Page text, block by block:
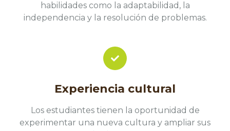
habilidades como la adaptabilidad, la
independencia y la resolución de problemas.
Experiencia cultural
Los estudiantes tienen la oportunidad de
experimentar una nueva cultura y ampliar sus